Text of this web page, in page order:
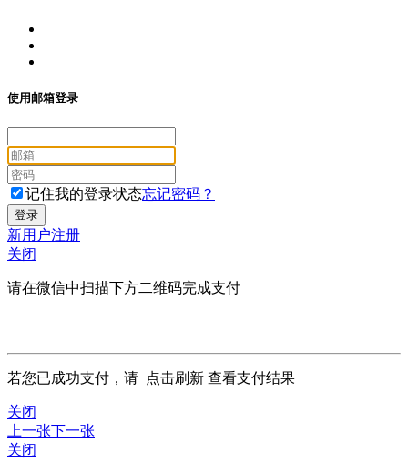
使用邮箱登录
记住我的登录状态忘记密码？
新用户注册
关闭
请在微信中扫描下方二维码完成支付
若您已成功支付，请 点击刷新 查看支付结果
关闭
上一张下一张
关闭